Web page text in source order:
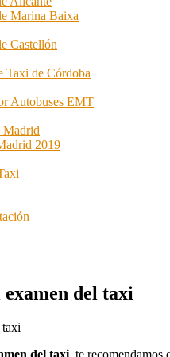
Marina Baixa
Castellón
Taxi de Córdoba
Autobuses EMT
Madrid
2019
del taxi
del taxi, te recomendamos